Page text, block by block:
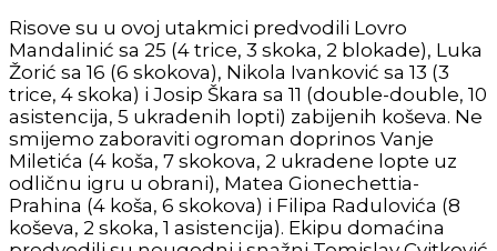
Risove su u ovoj utakmici predvodili Lovro
Mandalinić sa 25 (4 trice, 3 skoka, 2 blokade), Luka
Žorić sa 16 (6 skokova), Nikola Ivanković sa 13 (3
trice, 4 skoka) i Josip Škara sa 11 (double-double, 10
asistencija, 5 ukradenih lopti) zabijenih koševa. Ne
smijemo zaboraviti ogroman doprinos Vanje
Miletića (4 koša, 7 skokova, 2 ukradene lopte uz
odličnu igru u obrani), Matea Gionechettia-
Prahina (4 koša, 6 skokova) i Filipa Radulovića (8
koševa, 2 skoka, 1 asistencija). Ekipu domaćina